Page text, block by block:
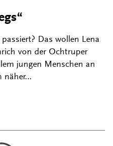
Das wollen Lena
von der Ochtruper
jungen Menschen an
näher…